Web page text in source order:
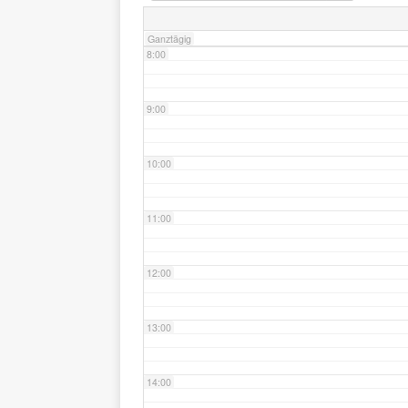
Ganztägig
8:00
9:00
10:00
11:00
12:00
13:00
14:00